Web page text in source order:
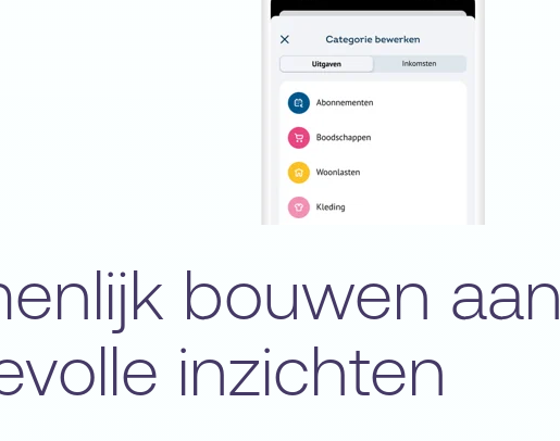
bouwen aan
inzichten